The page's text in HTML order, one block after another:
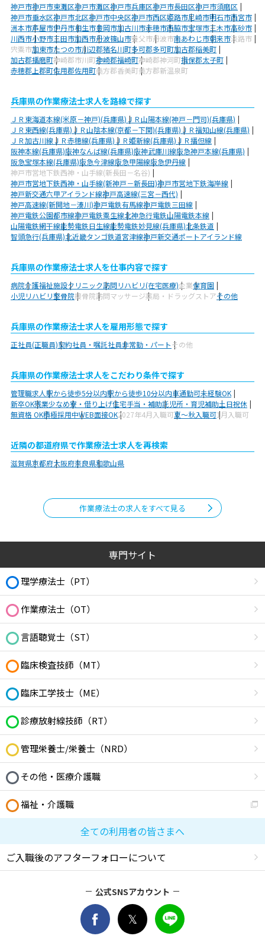
神戸市神戸市東灘区神戸市灘区神戸市兵庫区神戸市長田区神戸市須磨区
神戸市垂水区神戸市北区神戸市中央区神戸市西区姫路市尼崎市明石市西宮市
洲本市芦屋市伊丹市相生市豊岡市加古川市赤穂市西脇市宝塚市三木市高砂市
川西市小野市三田市加西市丹波篠山市養父市丹波市南あわじ市朝来市淡路市
宍粟市加東市たつの市川辺郡猪名川町多可郡多可町加古郡稲美町
加古郡播磨町神崎郡市川町神崎郡福崎町神崎郡神河町揖保郡太子町
赤穂郡上郡町佐用郡佐用町美方郡香美町美方郡新温泉町
兵庫県の作業療法士求人を路線で探す
ＪＲ東海道本線(米原－神戸)(兵庫県)ＪＲ山陽本線(神戸－門司)(兵庫県)
ＪＲ東西線(兵庫県)ＪＲ山陰本線(京都－下関)(兵庫県)ＪＲ福知山線(兵庫県)
ＪＲ加古川線ＪＲ赤穂線(兵庫県)ＪＲ姫新線(兵庫県)ＪＲ播但線
阪神本線(兵庫県)阪神なんば線(兵庫県)阪神武庫川線阪急神戸本線(兵庫県)
阪急宝塚本線(兵庫県)阪急今津線阪急甲陽線阪急伊丹線
神戸市営地下鉄西神・山手線(新長田－名谷)
神戸市営地下鉄西神・山手線(新神戸－新長田)神戸市営地下鉄海岸線
神戸新交通六甲アイランド線神戸高速線(三宮－西代)
神戸高速線(新開地－湊川)神戸電鉄有馬線神戸電鉄三田線
神戸電鉄公園都市線神戸電鉄粟生線北神急行電鉄山陽電鉄本線
山陽電鉄網干線能勢電鉄日生線能勢電鉄妙見線(兵庫県)北条鉄道
智頭急行(兵庫県)北近畿タンゴ鉄道宮津線神戸新交通ポートアイランド線
兵庫県の作業療法士求人を仕事内容で探す
病院介護福祉施設クリニック訪問リハビリ(在宅医療)企業保育園
小児リハビリ整骨院接骨院訪問マッサージ薬局・ドラッグストアその他
兵庫県の作業療法士求人を雇用形態で探す
正社員(正職員)契約社員・嘱託社員非常勤・パートその他
兵庫県の作業療法士求人をこだわり条件で探す
管理職求人駅から徒歩5分以内駅から徒歩10分以内車通勤可未経験OK
新卒OK残業少なめ寮・借り上げ住宅手当・補助託児所・育児補助土日祝休
無資格 OK積極採用中WEB面接OK2027年4月入職可夏～秋入職可1月入職可
近隣の都道府県で作業療法士求人を再検索
滋賀県京都府大阪府奈良県和歌山県
作業療法士の求人をすべて見る
専門サイト
理学療法士（PT）
作業療法士（OT）
言語聴覚士（ST）
臨床検査技師（MT）
臨床工学技士（ME）
診療放射線技師（RT）
管理栄養士/栄養士（NRD）
その他・医療介護職
福祉・介護職
全ての利用者の皆さまへ
ご入職後のアフターフォローについて
公式SNSアカウント